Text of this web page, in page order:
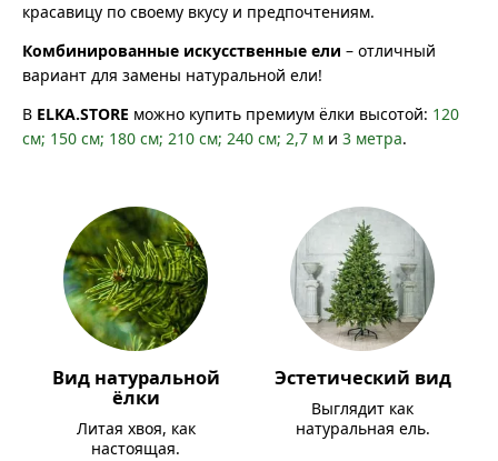
красавицу по своему вкусу и предпочтениям.
Комбинированные искусственные ели – отличный
вариант для замены натуральной ели!
В ELKA.STORE можно купить премиум ёлки высотой: 120
см; 150 см; 180 см; 210 см; 240 см; 2,7 м и 3 метра.
Вид натуральной
ёлки
Литая хвоя, как
настоящая.
Эстетический вид
Выглядит как
натуральная ель.